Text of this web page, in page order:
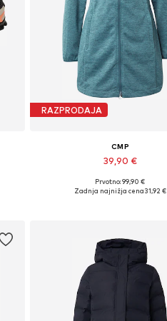
RAZPRODAJA
CMP
39,90 €
Razpoložljive velikosti: XS
Prvotno: 99,90 €
Zadnja najnižja cena31,92 €